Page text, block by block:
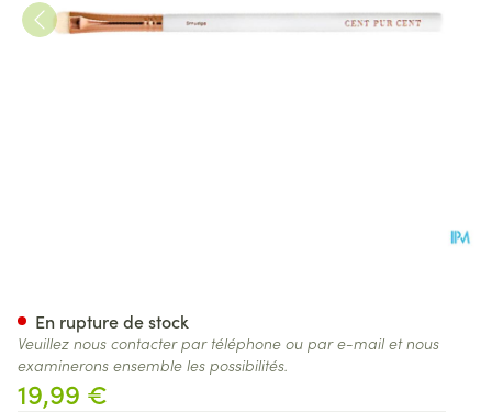
19,99 €
En rupture de stock
Veuillez nous contacter par téléphone ou par e-mail et nous
examinerons ensemble les possibilités.